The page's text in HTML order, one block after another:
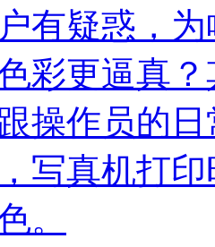
有疑惑，
彩更逼真
操作员的
写真机打
。